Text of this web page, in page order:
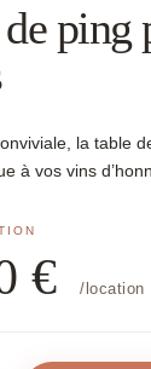
ping
la table
à vos vins
€ /location